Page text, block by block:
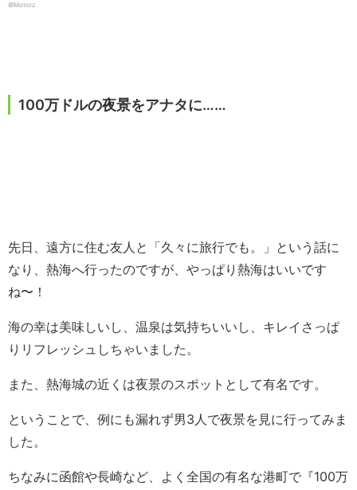
©️Motorz
100万ドルの夜景をアナタに……
先日、遠方に住む友人と「久々に旅行でも。」という話に
なり、熱海へ行ったのですが、やっぱり熱海はいいです
ね〜！
海の幸は美味しいし、温泉は気持ちいいし、キレイさっぱ
りリフレッシュしちゃいました。
また、熱海城の近くは夜景のスポットとして有名です。
ということで、例にも漏れず男3人で夜景を見に行ってみま
した。
ちなみに函館や長崎など、よく全国の有名な港町で『100万